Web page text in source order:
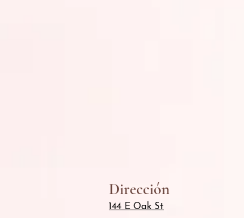
Dirección
144 E Oak St